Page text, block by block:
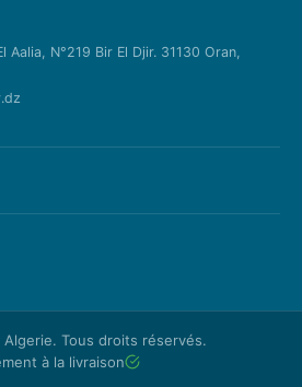
Aalia, N°219 Bir El Djir. 31130 Oran,
Algerie. Tous droits réservés.
à la livraison